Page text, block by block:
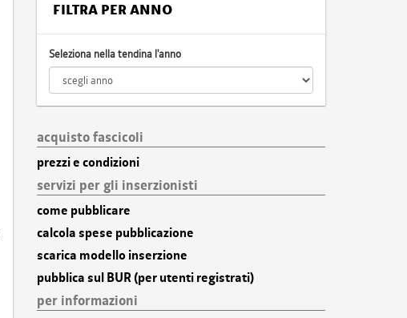
FILTRA PER ANNO
Seleziona nella tendina l'anno
acquisto fascicoli
prezzi e condizioni
servizi per gli inserzionisti
come pubblicare
calcola spese pubblicazione
scarica modello inserzione
pubblica sul BUR (per utenti registrati)
per informazioni